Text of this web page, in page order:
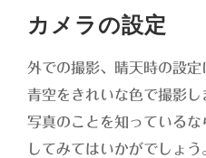
カメラの設定
外での撮影、晴天時の設定
青空をきれいな色で撮影し
写真のことを知っている
してみてはいかがでしょう